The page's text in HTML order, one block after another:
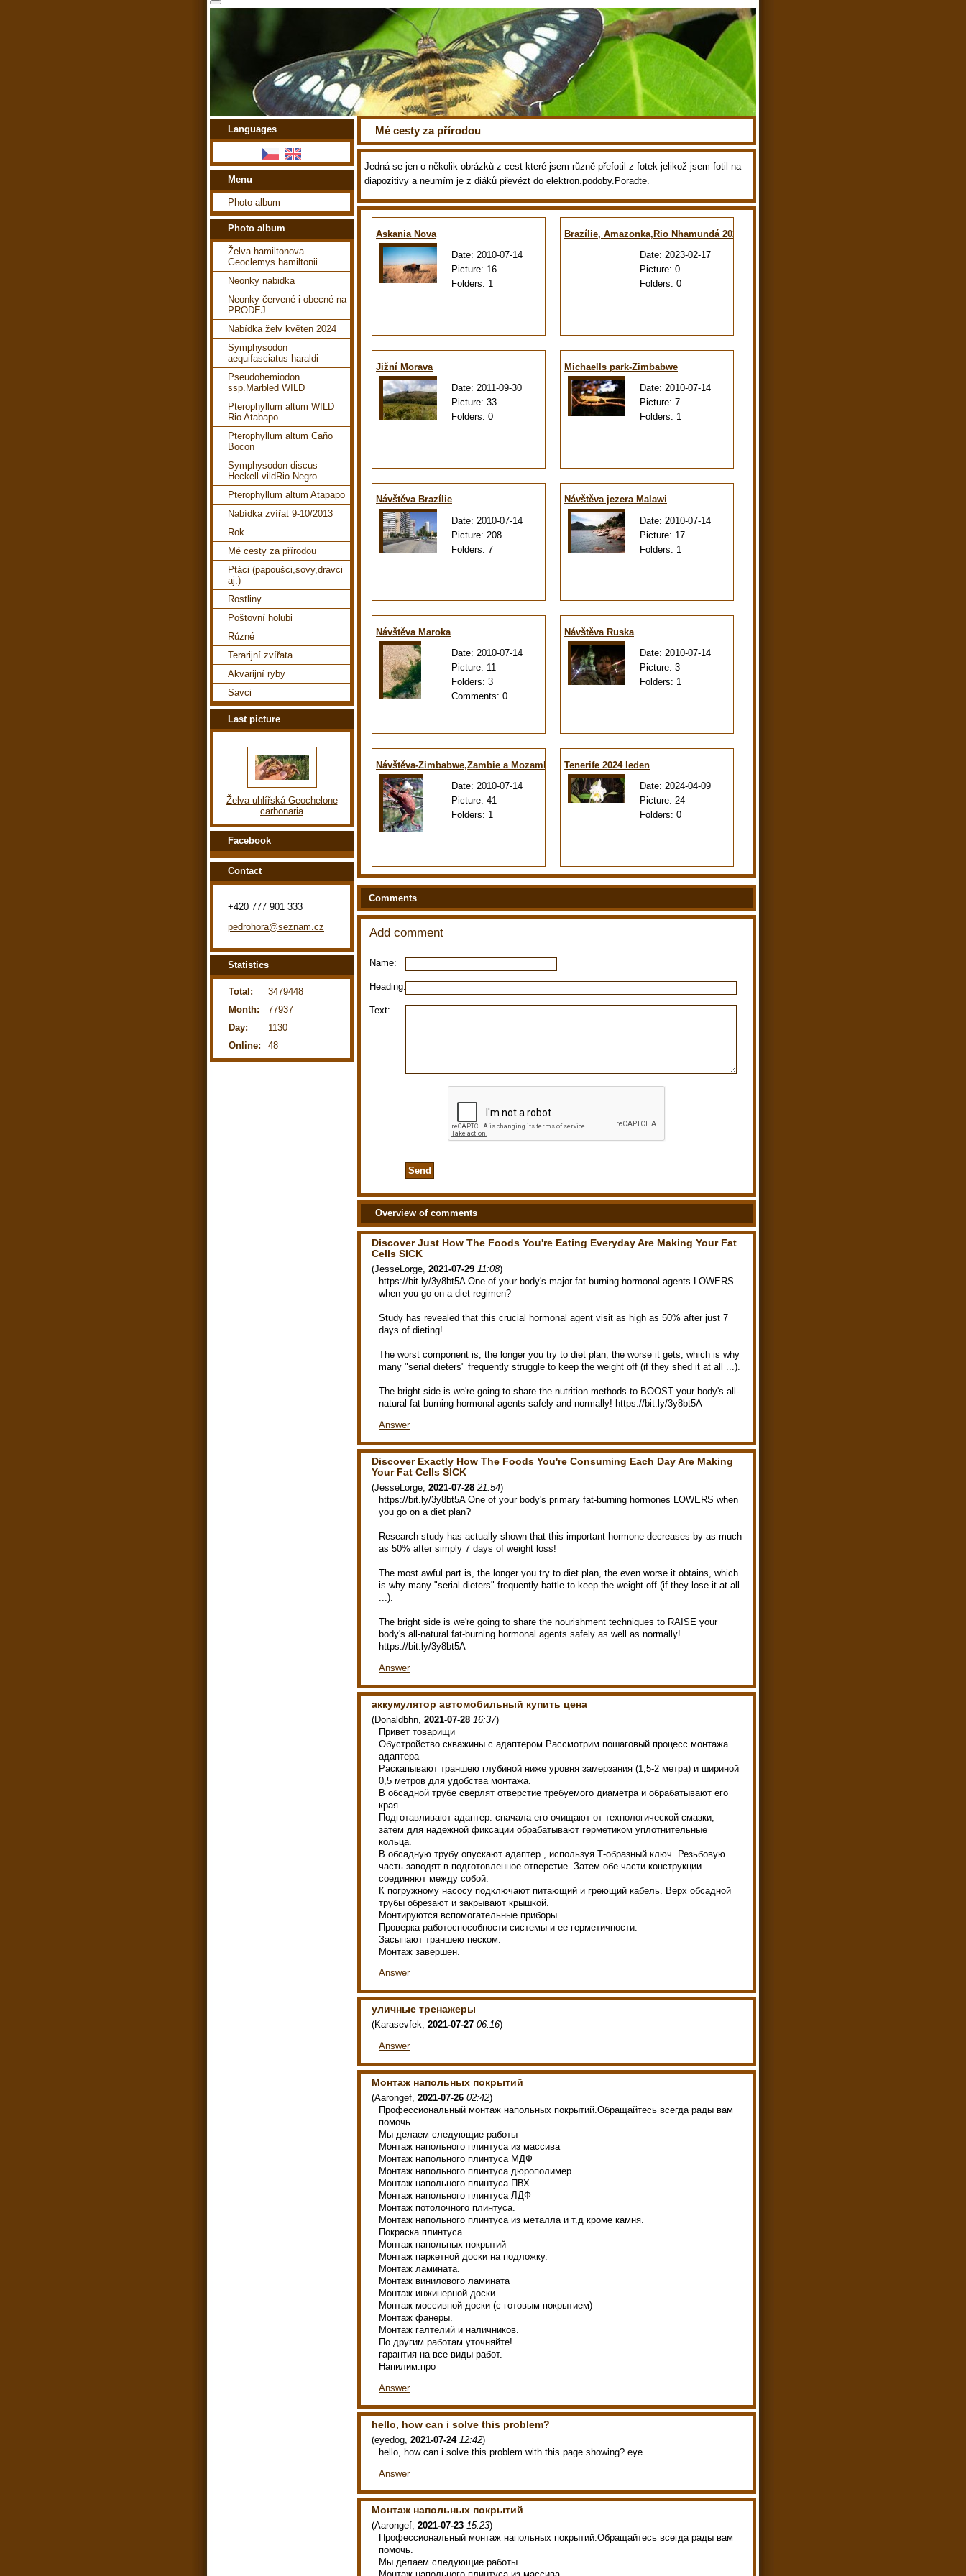
Mé cesty za přírodou
Jedná se jen o několik obrázků z cest které jsem různě přefotil z fotek jelikož jsem fotil na
diapozitivy a neumím je z diáků převézt do elektron.podoby.Poradte.
Askania Nova
Date: 2010-07-14
Picture: 16
Folders: 1
Brazílie, Amazonka,Rio Nhamundá 2022
Date: 2023-02-17
Picture: 0
Folders: 0
Jižní Morava
Date: 2011-09-30
Picture: 33
Folders: 0
Michaells park-Zimbabwe
Date: 2010-07-14
Picture: 7
Folders: 1
Návštěva Brazílie
Date: 2010-07-14
Picture: 208
Folders: 7
Návštěva jezera Malawi
Date: 2010-07-14
Picture: 17
Folders: 1
Návštěva Maroka
Date: 2010-07-14
Picture: 11
Folders: 3
Comments: 0
Návštěva Ruska
Date: 2010-07-14
Picture: 3
Folders: 1
Návštěva-Zimbabwe,Zambie a Mozambiku
Date: 2010-07-14
Picture: 41
Folders: 1
Tenerife 2024 leden
Date: 2024-04-09
Picture: 24
Folders: 0
Comments
Add comment
Name:
Heading:
Text:
Overview of comments
Discover Just How The Foods You're Eating Everyday Are Making Your Fat
Cells SICK
(JesseLorge 2021-07-29 11:08)
https://bit.ly/3y8bt5A One of your body's major fat-burning hormonal agents LOWERS
when you go on a diet regimen?
Study has revealed that this crucial hormonal agent visit as high as 50% after just 7
days of dieting!
The worst component is, the longer you try to diet plan, the worse it gets, which is why
many "serial dieters" frequently struggle to keep the weight off (if they shed it at all ...).
The bright side is we're going to share the nutrition methods to BOOST your body's all-
natural fat-burning hormonal agents safely and normally! https://bit.ly/3y8bt5A
Answer
Discover Exactly How The Foods You're Consuming Each Day Are Making
Your Fat Cells SICK
(JesseLorge 2021-07-28 21:54)
https://bit.ly/3y8bt5A One of your body's primary fat-burning hormones LOWERS when
you go on a diet plan?
Research study has actually shown that this important hormone decreases by as much
as 50% after simply 7 days of weight loss!
The most awful part is, the longer you try to diet plan, the even worse it obtains, which
is why many "serial dieters" frequently battle to keep the weight off (if they lose it at all
...).
The bright side is we're going to share the nourishment techniques to RAISE your
body's all-natural fat-burning hormonal agents safely as well as normally!
https://bit.ly/3y8bt5A
Answer
аккумулятор автомобильный купить цена
(Donaldbhn 2021-07-28 16:37)
Привет товарищи
Обустройство скважины с адаптером Рассмотрим пошаговый процесс монтажа
адаптера
Раскапывают траншею глубиной ниже уровня замерзания (1,5-2 метра) и шириной
0,5 метров для удобства монтажа.
В обсадной трубе сверлят отверстие требуемого диаметра и обрабатывают его
края.
Подготавливают адаптер: сначала его очищают от технологической смазки,
затем для надежной фиксации обрабатывают герметиком уплотнительные
кольца.
В обсадную трубу опускают адаптер , используя Т-образный ключ. Резьбовую
часть заводят в подготовленное отверстие. Затем обе части конструкции
соединяют между собой.
К погружному насосу подключают питающий и греющий кабель. Верх обсадной
трубы обрезают и закрывают крышкой.
Монтируются вспомогательные приборы.
Проверка работоспособности системы и ее герметичности.
Засыпают траншею песком.
Монтаж завершен.
Answer
уличные тренажеры
(Karasevfek, 2021-07-27 06:16)
Answer
Монтаж напольных покрытий
(Aarongef, 2021-07-26 02:42)
Профессиональный монтаж напольных покрытий.Обращайтесь всегда рады вам
помочь.
Мы делаем следующие работы
Монтаж напольного плинтуса из массива
Монтаж напольного плинтуса МДФ
Монтаж напольного плинтуса дюрополимер
Монтаж напольного плинтуса ПВХ
Монтаж напольного плинтуса ЛДФ
Монтаж потолочного плинтуса.
Монтаж напольного плинтуса из металла и т.д кроме камня.
Покраска плинтуса.
Монтаж напольных покрытий
Монтаж паркетной доски на подложку.
Монтаж ламината.
Монтаж винилового ламината
Монтаж инжинерной доски
Монтаж моссивной доски (с готовым покрытием)
Монтаж фанеры.
Монтаж галтелий и наличников.
По другим работам уточняйте!
гарантия на все виды работ.
Напилим.про
Answer
hello, how can i solve this problem?
(eyedog 2021-07-24 12:42)
hello, how can i solve this problem with this page showing? eye
Answer
Монтаж напольных покрытий
(Aarongef 2021-07-23 15:23)
Профессиональный монтаж напольных покрытий.Обращайтесь всегда рады вам
помочь.
Мы делаем следующие работы
Languages
Menu
Photo album
Photo album
Želva hamiltonova
Geoclemys hamiltonii
Neonky nabidka
Neonky červené i obecné na
PRODEJ
Nabídka želv květen 2024
Symphysodon
aequifasciatus haraldi
Pseudohemiodon
ssp.Marbled WILD
Pterophyllum altum WILD
Rio Atabapo
Pterophyllum altum Caño
Bocon
Symphysodon discus
Heckell vildRio Negro
Pterophyllum altum Atapapo
Nabídka zvířat 9-10/2013
Rok
Mé cesty za přírodou
Ptáci (papoušci,sovy,dravci
aj.)
Rostliny
Poštovní holubi
Různé
Terarijní zvířata
Akvarijní ryby
Savci
Last picture
Želva uhlířská Geochelone
carbonaria
Facebook
Contact
+420 777 901 333
pedrohora@seznam.cz
Statistics
Online: 48
Total:
3479448
Month:
77937
Day:
1130